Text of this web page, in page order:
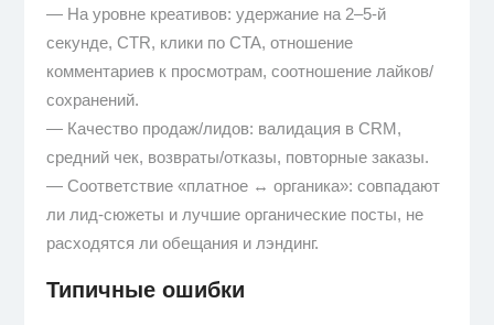
— На уровне креативов: удержание на 2–5-й
секунде, CTR, клики по CTA, отношение
комментариев к просмотрам, соотношение лайков/
сохранений.
— Качество продаж/лидов: валидация в CRM,
средний чек, возвраты/отказы, повторные заказы.
— Соответствие «платное ↔ органика»: совпадают
ли лид-сюжеты и лучшие органические посты, не
расходятся ли обещания и лэндинг.
Типичные ошибки